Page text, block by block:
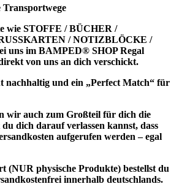
Transportwege
wie STOFFE / BÜCHER /
/ NOTIZBLÖCKE /
uns im BAMPED® SHOP Regal
von uns an dich verschickt.
nachhaltig und ein „Perfect Match“ für
wir auch zum Großteil für dich die
dich darauf verlassen kannst, dass
aufgerufen werden – egal
(NUR physische Produkte) bestellst du
innerhalb deutschlands.